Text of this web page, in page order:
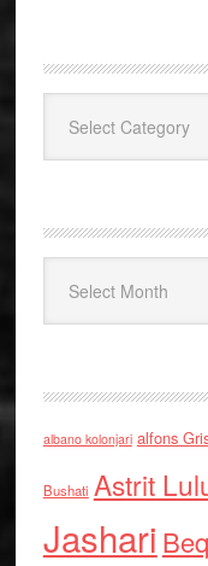
albano kolonjari alfons
Bushati Astrit
Jashari